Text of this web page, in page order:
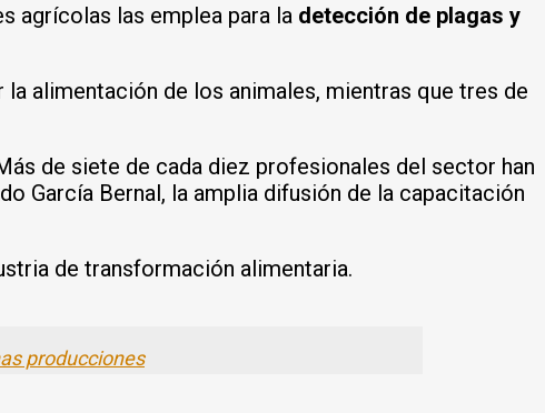
agrícolas las emplea para la detección de plagas y
alimentación de los animales, mientras que tres de
de siete de cada diez profesionales del sector han
García Bernal, la amplia difusión de la capacitación
de transformación alimentaria.
producciones